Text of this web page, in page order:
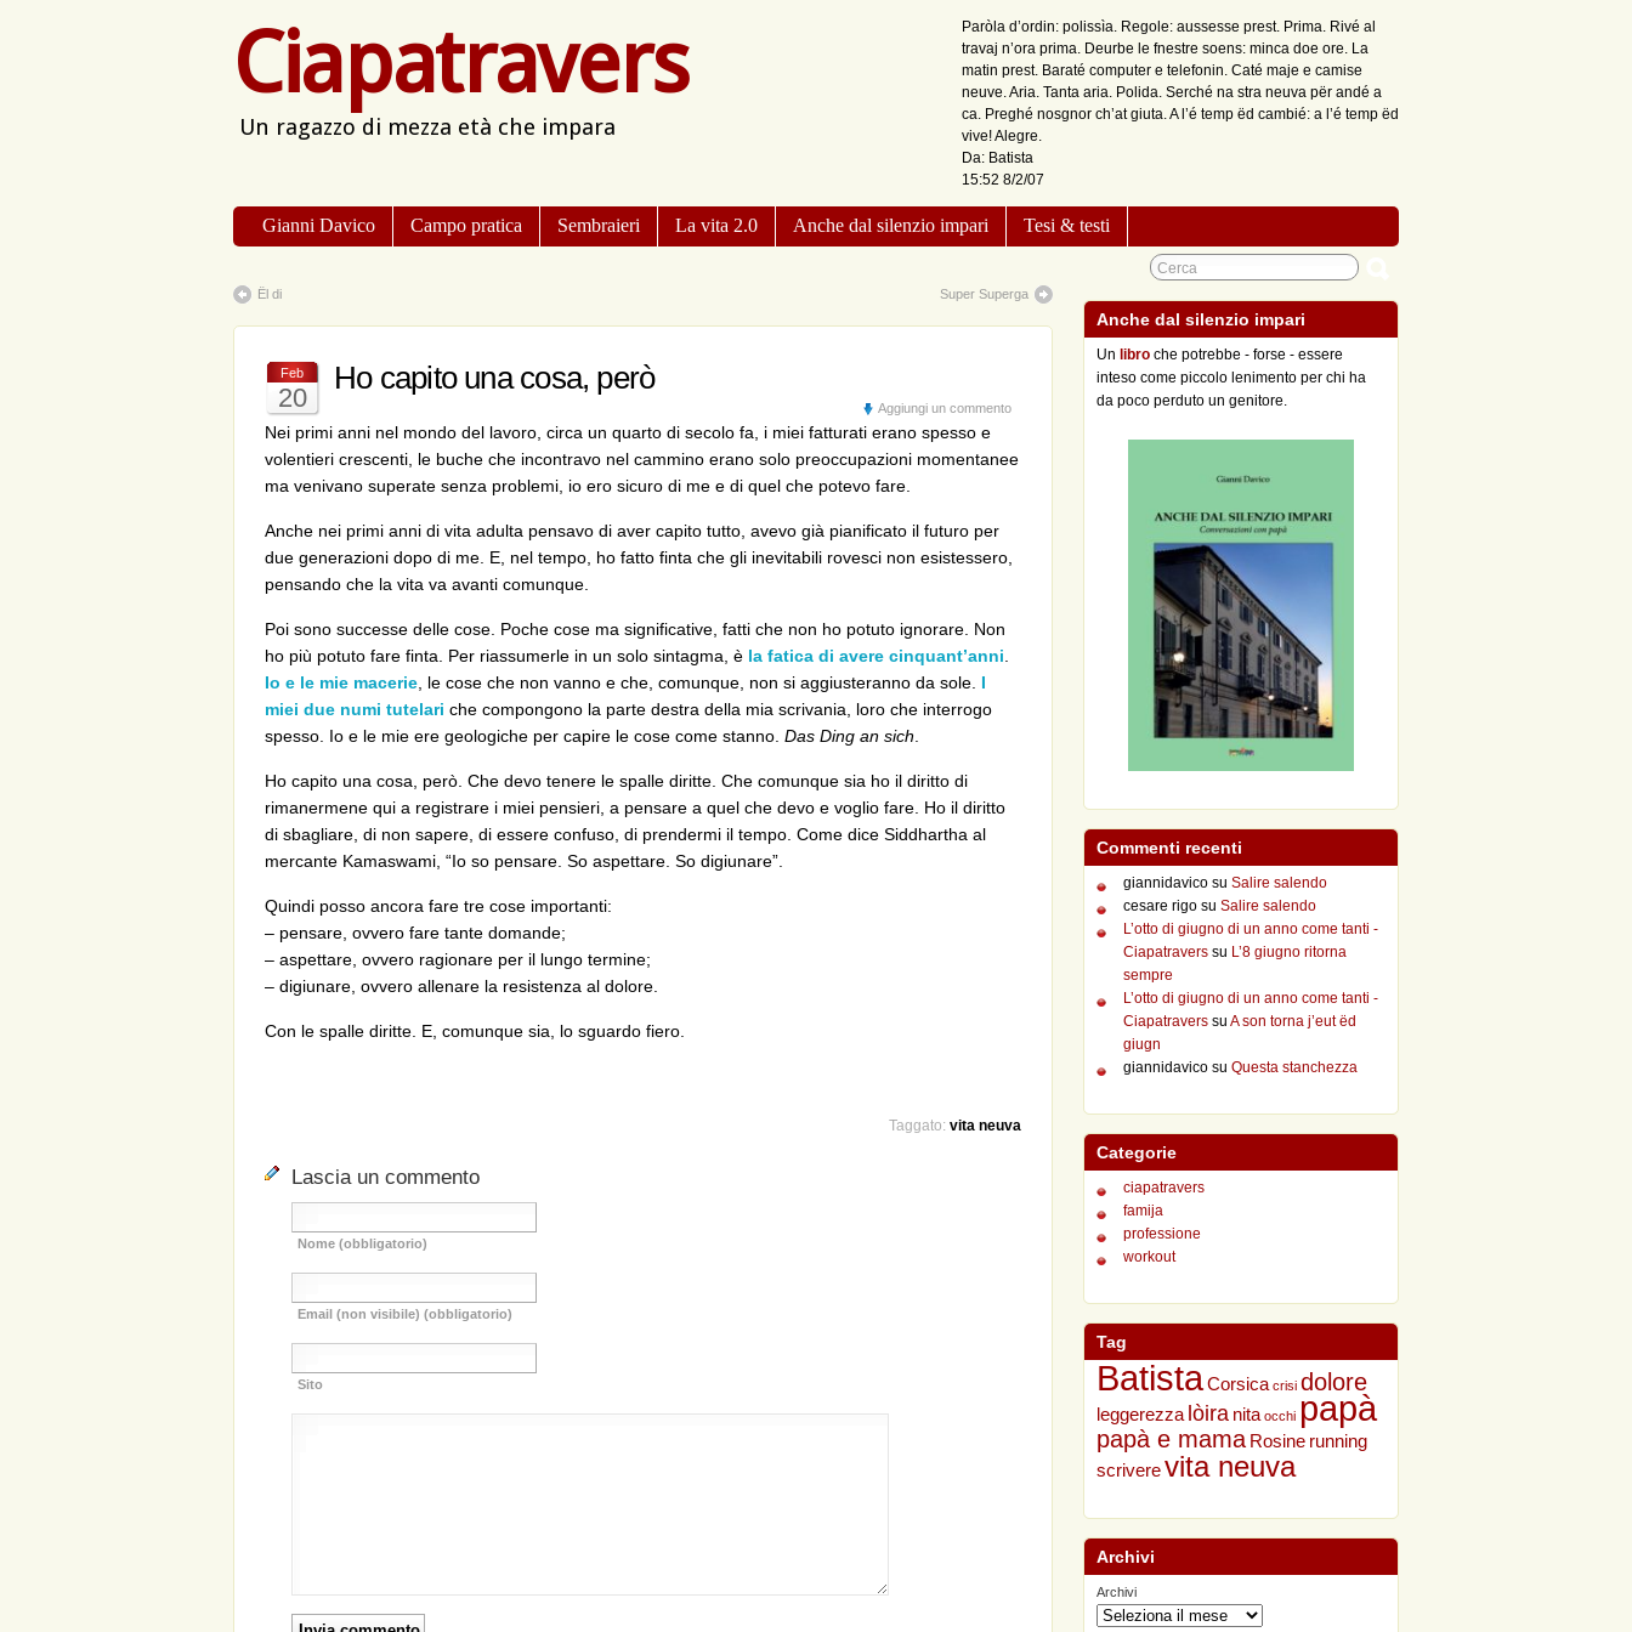
Paròla d’ordin: polissìa. Regole: aussesse prest. Prima. Rivé al
travaj n’ora prima. Deurbe le fnestre soens: minca doe ore. La
matin prest. Baraté computer e telefonin. Caté maje e camise
neuve. Aria. Tanta aria. Polida. Serché na stra neuva për andé a
ca. Preghé nosgnor ch’at giuta. A l’é temp ëd cambié: a l’é temp ëd
vive! Alegre.
Da: Batista
15:52 8/2/07
Ciapatravers
Un ragazzo di mezza età che impara
Gianni Davico Campo pratica Sembraieri La vita 2.0 Anche dal silenzio impari Tesi & testi
Ël di Super Superga
Feb
20
Ho capito una cosa, però
Aggiungi un commento
Nei primi anni nel mondo del lavoro, circa un quarto di secolo fa, i miei fatturati erano spesso e
volentieri crescenti, le buche che incontravo nel cammino erano solo preoccupazioni momentanee
ma venivano superate senza problemi, io ero sicuro di me e di quel che potevo fare.
Anche nei primi anni di vita adulta pensavo di aver capito tutto, avevo già pianificato il futuro per
due generazioni dopo di me. E, nel tempo, ho fatto finta che gli inevitabili rovesci non esistessero,
pensando che la vita va avanti comunque.
Poi sono successe delle cose. Poche cose ma significative, fatti che non ho potuto ignorare. Non
ho più potuto fare finta. Per riassumerle in un solo sintagma, è la fatica di avere cinquant’anni
Io e le mie macerie , le cose che non vanno e che, comunque, non si aggiusteranno da sole. I
miei due numi tutelari che compongono la parte destra della mia scrivania, loro che interrogo
spesso. Io e le mie ere geologiche per capire le cose come stanno. Das Ding an sich
Ho capito una cosa, però. Che devo tenere le spalle diritte. Che comunque sia ho il diritto di
rimanermene qui a registrare i miei pensieri, a pensare a quel che devo e voglio fare. Ho il diritto
di sbagliare, di non sapere, di essere confuso, di prendermi il tempo. Come dice Siddhartha al
mercante Kamaswami, “Io so pensare. So aspettare. So digiunare”.
Quindi posso ancora fare tre cose importanti:
– pensare, ovvero fare tante domande;
– aspettare, ovvero ragionare per il lungo termine;
– digiunare, ovvero allenare la resistenza al dolore.
Con le spalle diritte. E, comunque sia, lo sguardo fiero.
Taggato: vita neuva
Lascia un commento
Nome (obbligatorio)
Email (non visibile) (obbligatorio)
Sito
Anche dal silenzio impari
Un libro che potrebbe - forse - essere
inteso come piccolo lenimento per chi ha
da poco perduto un genitore.
Commenti recenti
giannidavico su Salire salendo
cesare rigo su Salire salendo
L’otto di giugno di un anno come tanti -
Ciapatravers su L’8 giugno ritorna
sempre
L’otto di giugno di un anno come tanti -
Ciapatravers su A son torna j’eut ëd
giugn
giannidavico su Questa stanchezza
Categorie
ciapatravers
famija
professione
workout
Tag
Batista Corsica crisi dolore
leggerezza lòira nita occhi papà
papà e mama Rosine running
scriverevita neuva
Archivi
Archivi